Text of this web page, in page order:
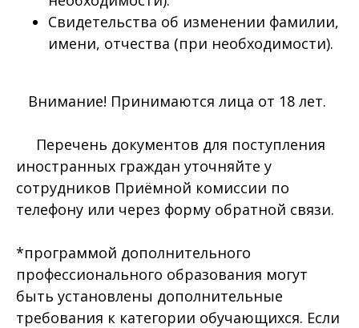
Свидетельства об изменении фамилии,
имени, отчества (при необходимости).
Внимание! Принимаются лица от 18 лет.
Перечень документов для поступления
иностранных граждан уточняйте у
сотрудников Приёмной комиссии по
телефону или через форму обратной связи.
*программой дополнительного
профессионального образования могут
быть установлены дополнительные
требования к категории обучающихся. Если